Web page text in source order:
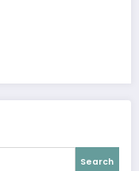
Search